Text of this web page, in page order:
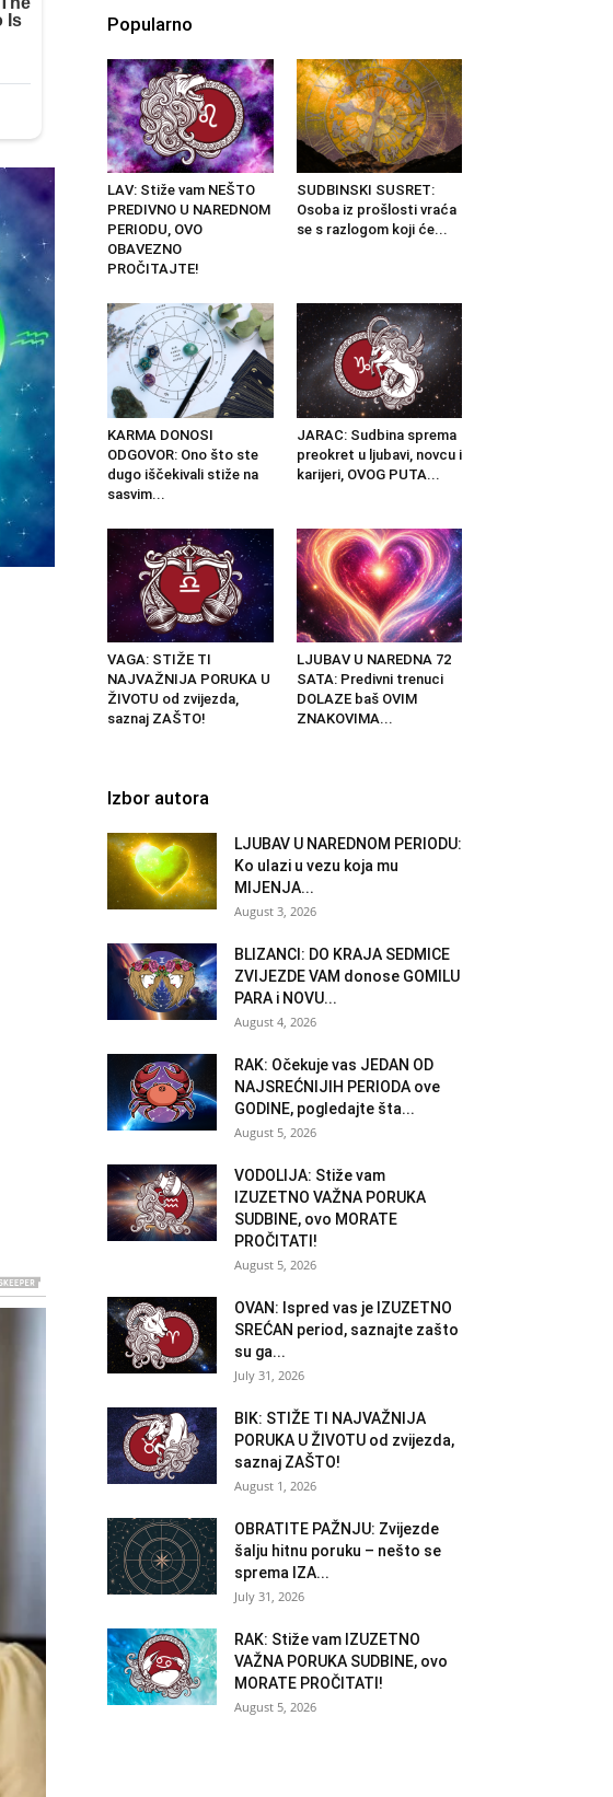
Popularno
LAV: Stiže vam NEŠTO
PREDIVNO U NAREDNOM
PERIODU, OVO
OBAVEZNO
PROČITAJTE!
SUDBINSKI SUSRET:
Osoba iz prošlosti vraća
se s razlogom koji će...
KARMA DONOSI
ODGOVOR: Ono što ste
dugo iščekivali stiže na
sasvim...
JARAC: Sudbina sprema
preokret u ljubavi, novcu i
karijeri, OVOG PUTA...
VAGA: STIŽE TI
NAJVAŽNIJA PORUKA U
ŽIVOTU od zvijezda,
saznaj ZAŠTO!
LJUBAV U NAREDNA 72
SATA: Predivni trenuci
DOLAZE baš OVIM
ZNAKOVIMA...
Izbor autora
LJUBAV U NAREDNOM PERIODU:
Ko ulazi u vezu koja mu
MIJENJA...
August 3, 2026
BLIZANCI: DO KRAJA SEDMICE
ZVIJEZDE VAM donose GOMILU
PARA i NOVU...
August 4, 2026
RAK: Očekuje vas JEDAN OD
NAJSREĆNIJIH PERIODA ove
GODINE, pogledajte šta...
August 5, 2026
VODOLIJA: Stiže vam
IZUZETNO VAŽNA PORUKA
SUDBINE, ovo MORATE
PROČITATI!
August 5, 2026
OVAN: Ispred vas je IZUZETNO
SREĆAN period, saznajte zašto
su ga...
July 31, 2026
BIK: STIŽE TI NAJVAŽNIJA
PORUKA U ŽIVOTU od zvijezda,
saznaj ZAŠTO!
August 1, 2026
OBRATITE PAŽNJU: Zvijezde
šalju hitnu poruku – nešto se
sprema IZA...
July 31, 2026
RAK: Stiže vam IZUZETNO
VAŽNA PORUKA SUDBINE, ovo
MORATE PROČITATI!
August 5, 2026